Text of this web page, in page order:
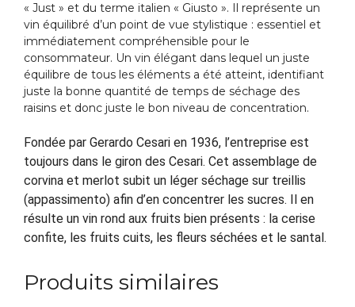
« Just » et du terme italien « Giusto ». Il représente un
vin équilibré d’un point de vue stylistique : essentiel et
immédiatement compréhensible pour le
consommateur. Un vin élégant dans lequel un juste
équilibre de tous les éléments a été atteint, identifiant
juste la bonne quantité de temps de séchage des
raisins et donc juste le bon niveau de concentration.
Fondée par Gerardo Cesari en 1936, l’entreprise est
toujours dans le giron des Cesari. Cet assemblage de
corvina et merlot subit un léger séchage sur treillis
(appassimento) afin d’en concentrer les sucres. Il en
résulte un vin rond aux fruits bien présents : la cerise
confite, les fruits cuits, les fleurs séchées et le santal.
Produits similaires